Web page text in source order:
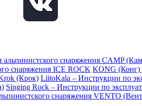
снаряжения CAMP
снаряжения ICE ROCK KONG (Конг)
(Крок) LiitoKala – Инструкции по
Singing Rock – Инструкции по
снаряжения VENTO